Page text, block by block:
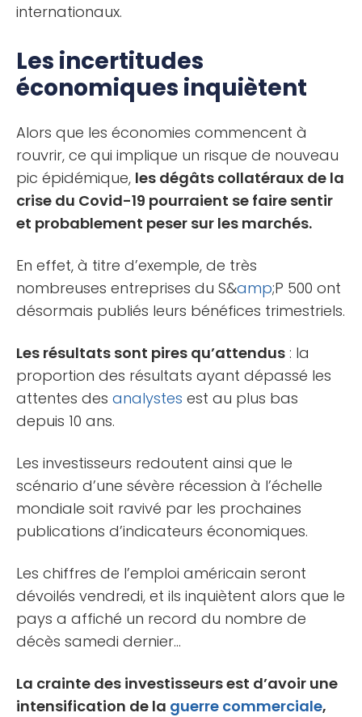
internationaux.
Les incertitudes
économiques inquiètent
Alors que les économies commencent à
rouvrir, ce qui implique un risque de nouveau
pic épidémique, les dégâts collatéraux de la
crise du Covid-19 pourraient se faire sentir
et probablement peser sur les marchés.
En effet, à titre d’exemple, de très
nombreuses entreprises du S&amp;P 500 ont
désormais publiés leurs bénéfices trimestriels.
Les résultats sont pires qu’attendus : la
proportion des résultats ayant dépassé les
attentes des analystes est au plus bas
depuis 10 ans.
Les investisseurs redoutent ainsi que le
scénario d’une sévère récession à l’échelle
mondiale soit ravivé par les prochaines
publications d’indicateurs économiques.
Les chiffres de l’emploi américain seront
dévoilés vendredi, et ils inquiètent alors que le
pays a affiché un record du nombre de
décès samedi dernier…
La crainte des investisseurs est d’avoir une
intensification de la guerre commerciale,